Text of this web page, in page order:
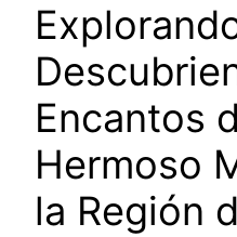
Encantos
Hermoso
la Región